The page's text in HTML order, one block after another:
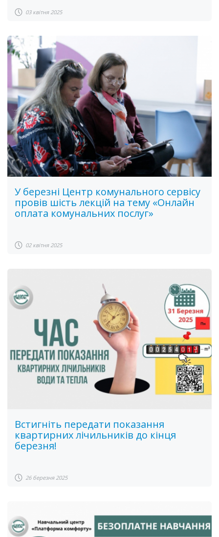
03 квітня 2025
У березні Центр комунального сервісу
провів шість лекцій на тему «Онлайн
оплата комунальних послуг»
02 квітня 2025
Встигніть передати показання
квартирних лічильників до кінця
березня!
26 березня 2025